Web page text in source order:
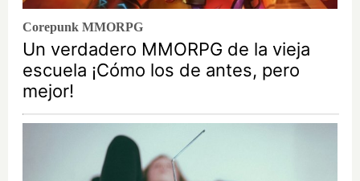
Corepunk MMORPG
Un verdadero MMORPG de la vieja
escuela ¡Cómo los de antes, pero
mejor!